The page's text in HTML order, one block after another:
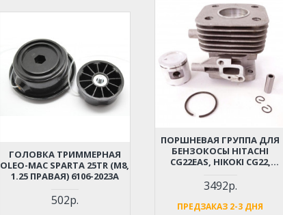
ГОЛОВКА ТРИММЕРНАЯ
OLEO-MAC SPARTA 25TR (M8,
1.25 ПРАВАЯ) 6106-2023A
502р.
ПОРШНЕВАЯ ГРУППА ДЛЯ
БЕНЗОКОСЫ HITACHI
CG22EAS, HIKOKI CG22,
6696531)
3492р.
ПРЕДЗАКАЗ 2-3 ДНЯ